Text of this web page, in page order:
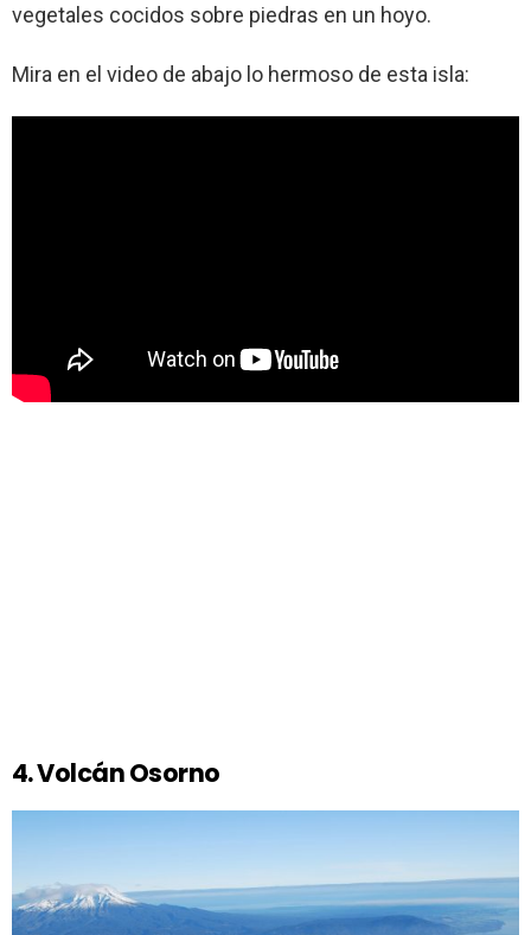
vegetales cocidos sobre piedras en un hoyo.
Mira en el video de abajo lo hermoso de esta isla:
4. Volcán Osorno